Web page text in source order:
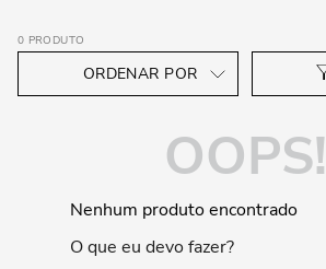
0 PRODUTO
OOPS!
Nenhum produto encontrado
O que eu devo fazer?